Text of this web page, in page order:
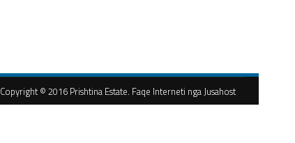
Copyright © 2016 Prishtina Estate. Faqe Interneti nga Jusahost